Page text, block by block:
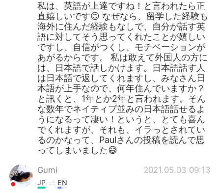
私は、英語が上達ですね！と言われたら正
直嬉しいです😊 なぜなら、留学した経験も
海外に住んだ経験もなしで、自分が話す英
語に対してそう思ってくれたことが嬉しい
ですし、自信がつくし、モチベーションが
あがるからです。 私は敢えて外国人の方に
は、日本語で話しかけます。日本語話す人
は日本語で返してくれますし、みなさん日
本語が上手なので、何年住んでいますか？
と訊くと、1年とか2年と言われます。そん
な数年でネイティブ並みの日本語話せるよ
うになるって凄い！というと、とても喜ん
でくれますが、それも、イラっとされてい
るのかなって、Paulさんの投稿を読んで思
ってしまいました😅
Gumi 2021.05.03 09:13
JP EN